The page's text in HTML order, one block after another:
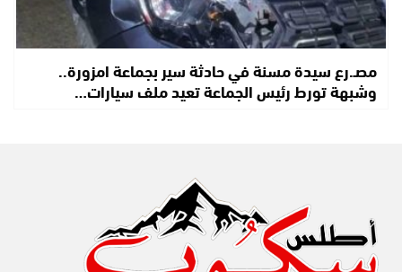
مصـ.رع سيدة مسنة في حادثة سير بجماعة امزورة..
وشبهة تورط رئيس الجماعة تعيد ملف سيارات…